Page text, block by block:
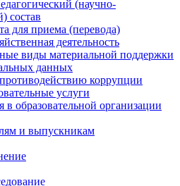
(научно-
состав
для приема (перевода)
деятельность
виды материальной поддержки
данных
коррупции
услуги
образовательной организации
и выпускникам